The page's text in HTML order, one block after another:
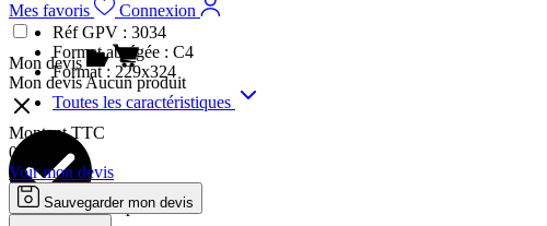
Mes favoris Connexion
Mon devis
Mon devis Aucun produit
Montant TTC
0,00 €
Voir mon devis
Sauvegarder mon devis
Réf GPV : 3034
Format abrégée : C4
Format : 229x324
Toutes les caractéristiques
Les plus